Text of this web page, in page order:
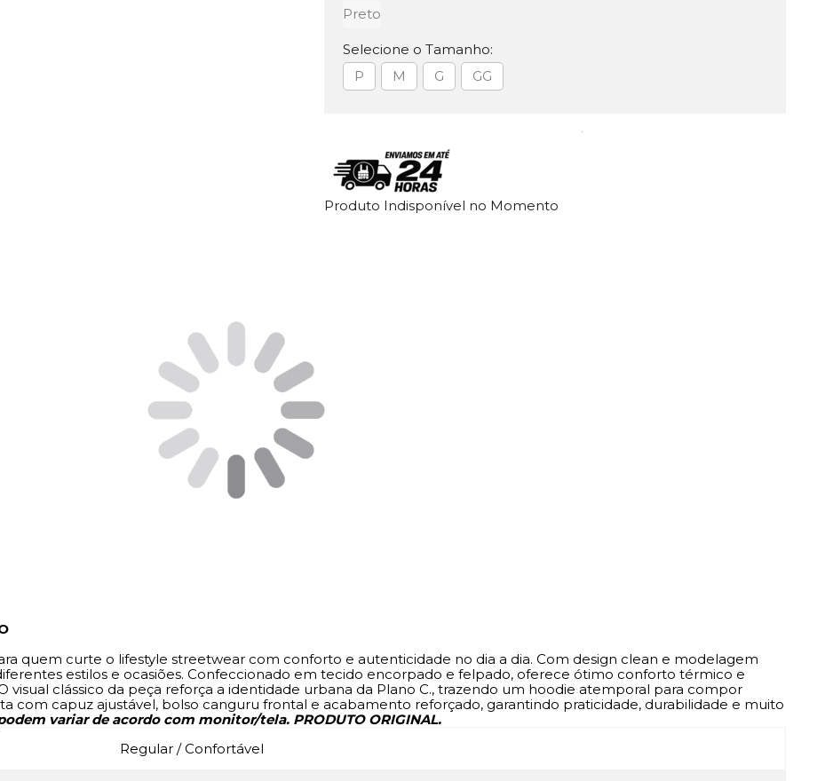
Preto
Selecione o Tamanho:
P
M G GG
Produto Indisponível no Momento
quem curte o lifestyle streetwear com conforto e autenticidade no dia a dia. Com design clean e modelagem
estilos e ocasiões. Confeccionado em tecido encorpado e felpado, oferece ótimo conforto térmico e
visual clássico da peça reforça a identidade urbana da Plano C., trazendo um hoodie atemporal para compor
com capuz ajustável, bolso canguru frontal e acabamento reforçado, garantindo praticidade, durabilidade e muito
variar de acordo com monitor/tela. PRODUTO ORIGINAL.
Regular / Confortável